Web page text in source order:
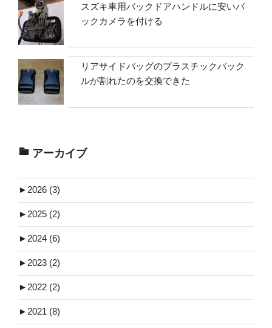
スズキ車用バックドアハンドルに安いバ
ックカメラを付ける
リアサイドバッグのプラスチックバック
ルが割れたのを交換できた
アーカイブ
►2026 (3)
►2025 (2)
►2024 (6)
►2023 (2)
►2022 (2)
►2021 (8)